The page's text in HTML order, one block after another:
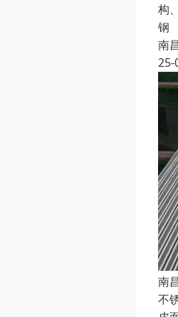
构
钢
南
25-
南
不